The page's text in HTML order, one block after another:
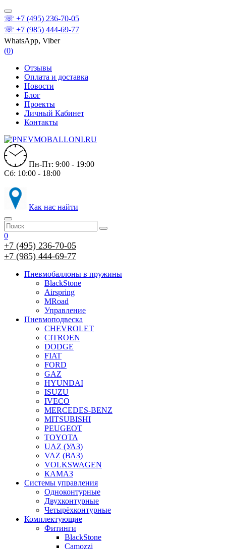
☏ +7 (495) 236-70-05
☏ +7 (985) 444-69-77
WhatsApp, Viber
(0)
Отзывы
Оплата и доставка
Новости
Блог
Проекты
Личный Кабинет
Контакты
Пн-Пт: 9:00 - 19:00
Сб: 10:00 - 18:00
Как нас найти
0
+7 (495) 236-70-05
+7 (985) 444-69-77
Пневмобаллоны в пружины
BlackStone
Airspring
MRoad
Управление
Пневмоподвеска
CHEVROLET
CITROEN
DODGE
FIAT
FORD
GAZ
HYUNDAI
ISUZU
IVECO
MERCEDES-BENZ
MITSUBISHI
PEUGEOT
TOYOTA
UAZ (УАЗ)
VAZ (ВАЗ)
VOLKSWAGEN
КАМАЗ
Системы управления
Одноконтурные
Двухконтурные
Четырёхконтурные
Комплектующие
Фитинги
BlackStone
Camozzi